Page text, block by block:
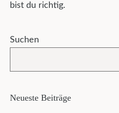
bist du richtig.
Suchen
Neueste Beiträge